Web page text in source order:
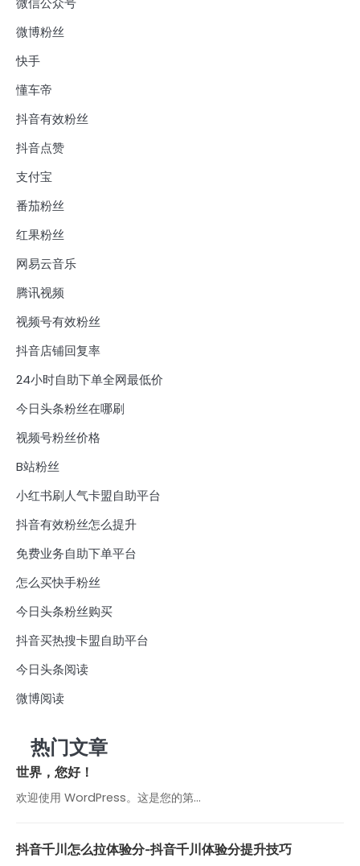
微博粉丝
快手
懂车帝
抖音有效粉丝
抖音点赞
支付宝
番茄粉丝
红果粉丝
网易云音乐
腾讯视频
视频号有效粉丝
抖音店铺回复率
24小时自助下单全网最低价
今日头条粉丝在哪刷
视频号粉丝价格
B站粉丝
小红书刷人气卡盟自助平台
抖音有效粉丝怎么提升
免费业务自助下单平台
怎么买快手粉丝
今日头条粉丝购买
抖音买热搜卡盟自助平台
今日头条阅读
微博阅读
热门文章
世界，您好！
欢迎使用 WordPress。这是您的第…
抖音千川怎么拉体验分-抖音千川体验分提升技巧